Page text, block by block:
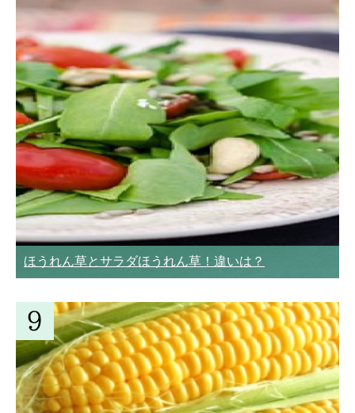
ほうれん草とサラダほうれん草！違いは？